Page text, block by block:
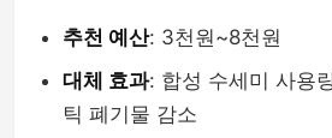
추천 예산: 3천원~8천원
대체 효과: 합성 수세미 사용
틱 폐기물 감소